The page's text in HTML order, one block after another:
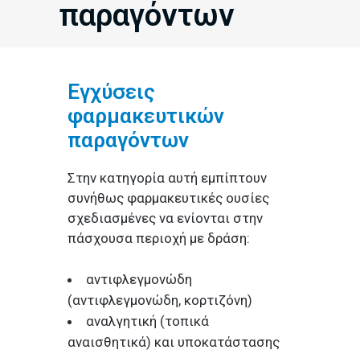
παραγόντων
Εγχύσεις
φαρμακευτικών
παραγόντων
Στην κατηγορία αυτή εμπίπτουν
συνήθως φαρμακευτικές ουσίες
σχεδιασμένες να ενίονται στην
πάσχουσα περιοχή με δράση:
αντιφλεγμονώδη
(αντιφλεγμονώδη, κορτιζόνη)
αναλγητική (τοπικά
αναισθητικά) και υποκατάστασης